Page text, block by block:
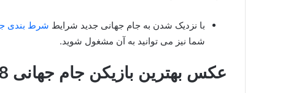
با نزدیک شدن به جام جهانی جدید شرایط شرط بندی جام
شما نیز می توانید به آن مشغول شوید.
عکس بهترین بازیکن جام جهانی 1998 را در کجا مشاهده کنیم؟